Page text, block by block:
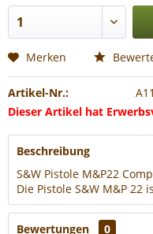
Merken
Artikel-Nr.:
Dieser Artikel hat
Beschreibung
S&W Pistole M&P22
Die Pistole S&W M&P 22
Bewertungen 0